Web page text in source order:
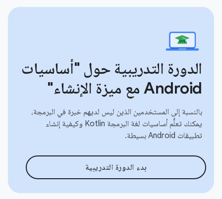
الدورة التدريبية حول "أساسيات
Android مع ميزة الإنشاء"
بالنسبة إلى المستخدمين الذين ليس لديهم خبرة في البرمجة،
يمكنك تعلُّم أساسيات لغة البرمجة Kotlin وكيفية إنشاء
تطبيقات Android بسيطة.
بدء الدورة التدريبية